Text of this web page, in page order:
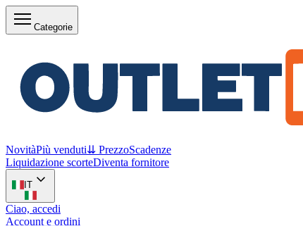
Categorie
NovitàPiù venduti⇊ PrezzoScadenze
Liquidazione scorteDiventa fornitore
IT
Ciao, accedi
Account e ordini